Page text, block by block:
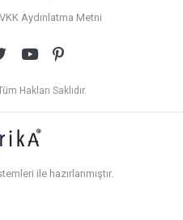
Aydınlatma Metni
Hakları Saklıdır.
ile hazırlanmıştır.